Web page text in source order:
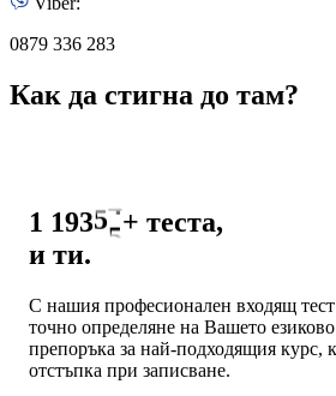
0879 336 283
Как да стигна до там?
1 2633
6
7
8
0
1
5
6
8
9
+ теста,
и ти.
С нашия професионален входящ
точно определяне на Вашето
препоръка за най-подходящия курс,
отстъпка при записване.